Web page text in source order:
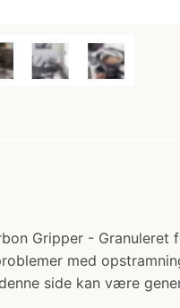
Gripper -
med
side kan være